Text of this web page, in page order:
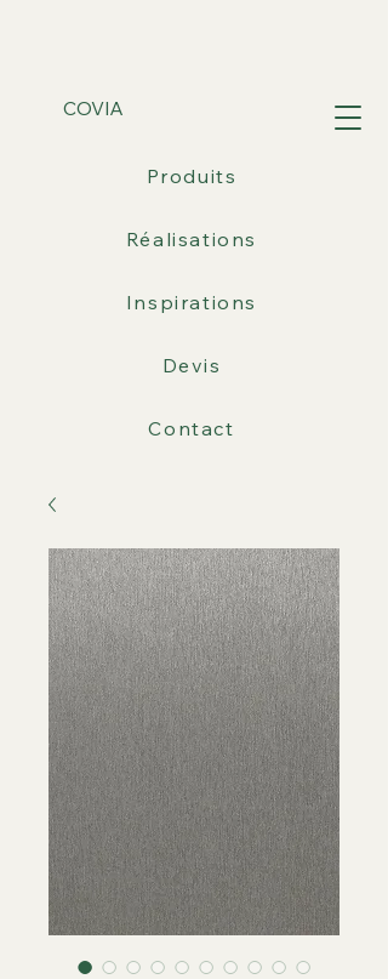
COVIA
Produits
Réalisations
Inspirations
Devis
Contact